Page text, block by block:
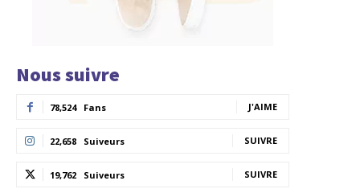
Nous suivre
78,524 Fans J'AIME
22,658 Suiveurs SUIVRE
19,762 Suiveurs SUIVRE